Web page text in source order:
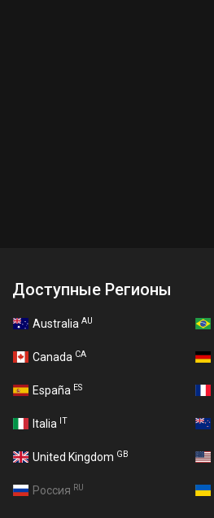
Доступные Регионы
Australia AU
Canada CA
España ES
Italia IT
United Kingdom GB
Россия RU